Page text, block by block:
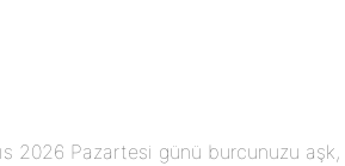
2026 Pazartesi günü burcunuzu aşk,